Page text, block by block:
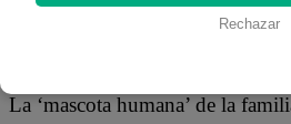
esta etapa, los engreídos de la
La ‘mascota humana’ de la
Rechazar